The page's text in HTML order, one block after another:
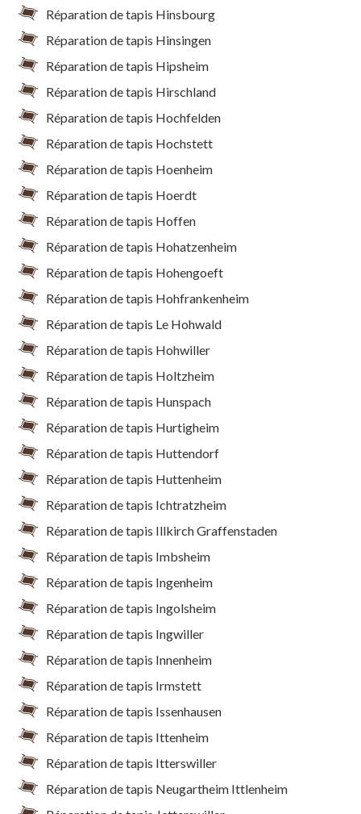
Réparation de tapis Hinsbourg
Réparation de tapis Hinsingen
Réparation de tapis Hipsheim
Réparation de tapis Hirschland
Réparation de tapis Hochfelden
Réparation de tapis Hochstett
Réparation de tapis Hoenheim
Réparation de tapis Hoerdt
Réparation de tapis Hoffen
Réparation de tapis Hohatzenheim
Réparation de tapis Hohengoeft
Réparation de tapis Hohfrankenheim
Réparation de tapis Le Hohwald
Réparation de tapis Hohwiller
Réparation de tapis Holtzheim
Réparation de tapis Hunspach
Réparation de tapis Hurtigheim
Réparation de tapis Huttendorf
Réparation de tapis Huttenheim
Réparation de tapis Ichtratzheim
Réparation de tapis Illkirch Graffenstaden
Réparation de tapis Imbsheim
Réparation de tapis Ingenheim
Réparation de tapis Ingolsheim
Réparation de tapis Ingwiller
Réparation de tapis Innenheim
Réparation de tapis Irmstett
Réparation de tapis Issenhausen
Réparation de tapis Ittenheim
Réparation de tapis Itterswiller
Réparation de tapis Neugartheim Ittlenheim